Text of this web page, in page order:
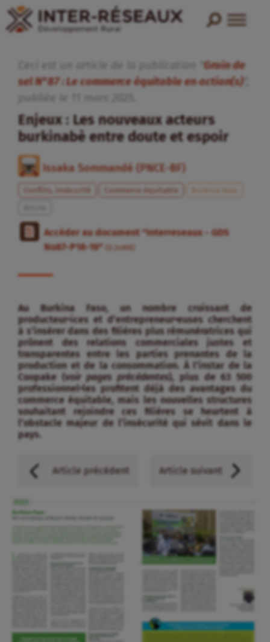
Grain de
sel N°87 : Le commerce équitable en action(s)",
Enjeux : Les nouveaux acteurs
burkinabè entre doute et espoir
Issaka Sommandé (PNCE-BF)
Conflits, insécurité Commerce équitable
Burkina Faso
Accéder au document "Interreseaux - GDS
No87-P18-19"
(0.24MB)
Au Burkina Faso, un nombre croissant de
producteur•ices et d’entrepreneur•euses cherchent
à s’insérer dans des filières plus rémunératrices qui
prônent des relations commerciales justes et
transparentes entre les parties prenantes de la
production et de la consommation. À l’instar de la
Coopake ( voir pages précédentes ), plus de 63 500
professionnel•les profitent déjà des avantages du
commerce équitable, mais les nouvelles structures
souhaitant rejoindre ces filières se heurtent à
l’obstacle majeur de l’insécurité qui sévit dans le
pays.
Article précédent Article suivant